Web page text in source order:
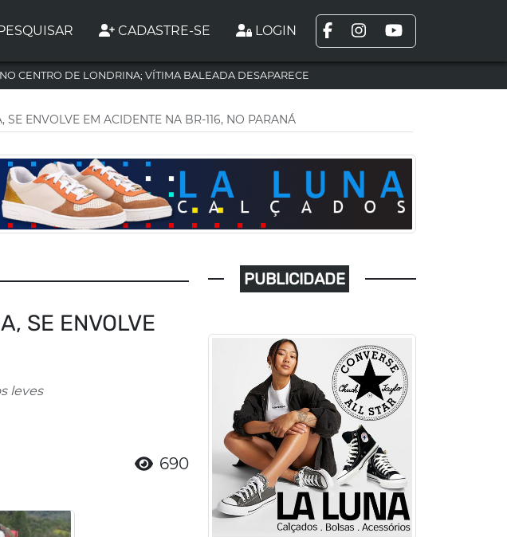
CADASTRE-SE LOGIN
CENTRO DE LONDRINA; VÍTIMA BALEADA DESAPARECE
ENVOLVE EM ACIDENTE NA BR-116, NO PARANÁ
SE ENVOLVE
leves
690
PUBLICIDADE